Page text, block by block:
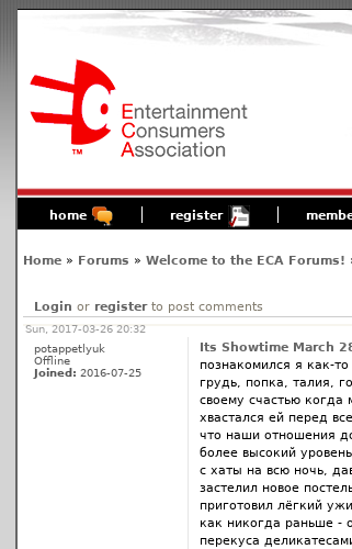
home register
Home» Forums » Welcome to the ECA Forums!
Login or registerto post comments
Sun, 2017-03-26 20:32
potappetlyuk
Offline
Joined: 2016-07-25
Its Showtime March
познакомился я как-
грудь, попка, талия,
своему счастью когда
хвастался ей перед
что наши отношения
более высокий
с хаты на всю ночь,
застелил новое
приготовил лёгкий
как никогда раньше -
перекуса